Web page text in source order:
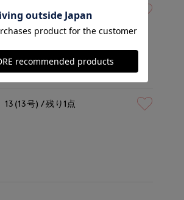
13(13号) 残りわずか
13(13号) 残り1点